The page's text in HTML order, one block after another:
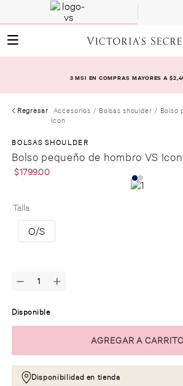
3 MSI EN COMPRAS MAYORES A
Regresar Accesorios Bolsas shoulder
Bolso
Icon
BOLSAS SHOULDER
Bolso pequeño de hombro VS Icon
$1799.00
Talla
O/S
Disponible
Disponibilidad en tienda